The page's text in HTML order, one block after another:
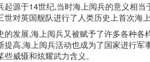
起源于14世纪,当时海上阅兵的意义相
世对英国舰队进行了人类历史上首次海
的发展,海上阅兵又被赋予了许多各种
提高,海上阅兵活动也成为了国家进行
些威慑和炫耀武力含义。